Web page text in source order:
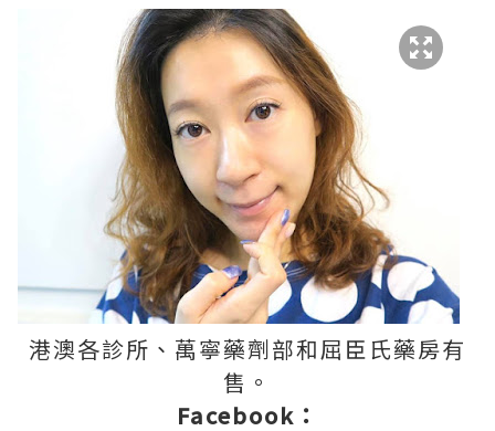
港澳各診所、萬寧藥劑部和屈臣氏藥房有
售。
Facebook：